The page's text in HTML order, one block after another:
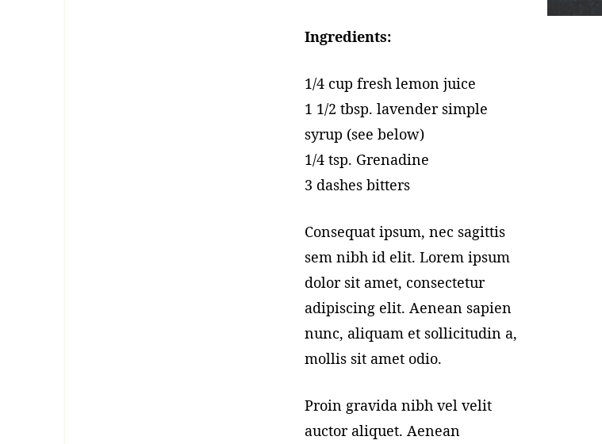
Ingredients:
1/4 cup fresh lemon juice
1 1/2 tbsp. lavender simple
syrup (see below)
1/4 tsp. Grenadine
3 dashes bitters
Consequat ipsum, nec sagittis
sem nibh id elit. Lorem ipsum
dolor sit amet, consectetur
adipiscing elit. Aenean sapien
nunc, aliquam et sollicitudin a,
mollis sit amet odio.
Proin gravida nibh vel velit
auctor aliquet. Aenean